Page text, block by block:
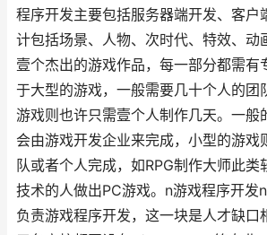
程序开发主要包括服务器端开发、客户
计包括场景、人物、次时代、特效、动
壹个杰出的游戏作品，每一部分都需有
于大型的游戏，一般需要几十个人的团
游戏则也许只需壹个人制作几天。一般
会由游戏开发企业来完成，小型的游戏
队或者个人完成，如RPG制作大师此类
技术的人做出PC游戏。n游戏程序开发
负责游戏程序开发，这一块是人才缺口